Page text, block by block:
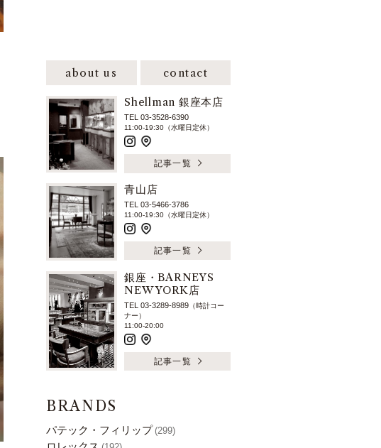
about us contact
Shellman 銀座本店
TEL 03-3528-6390
11:00-19:30（水曜日定休）
記事一覧
青山店
TEL 03-5466-3786
11:00-19:30（水曜日定休）
記事一覧
銀座・BARNEYS
NEW YORK店
TEL 03-3289-8989 （時計コー
ナー）
11:00-20:00
記事一覧
BRANDS
パテック・フィリップ (299)